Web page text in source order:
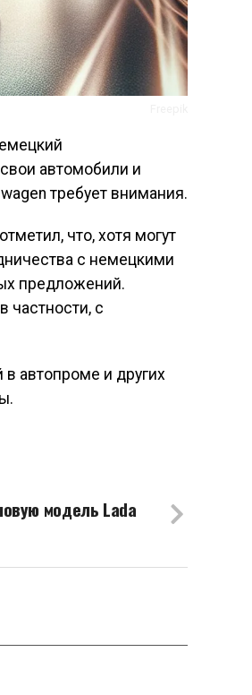
автомобили и
требует внимания.
что, хотя могут
с немецкими
предложений.
частности, с
автопроме и других
модель Lada